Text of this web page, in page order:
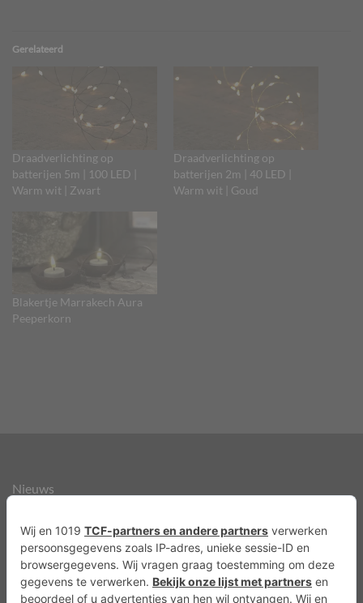
Gerelateerd
Draadverlichting op
batterijen 5m | 100 LED |
Warm wit | Zwart
Draadverlichting op
batterijen 2m | 40 LED |
Warm wit | Goud
Blakertje Marrakech Aura
Peeperkorn
Nieuws
Over ons